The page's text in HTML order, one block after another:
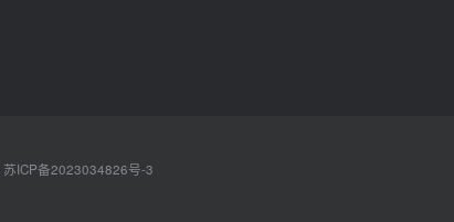
苏ICP备2023034826号-3